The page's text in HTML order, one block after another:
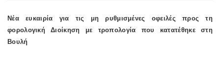
Νέα ευκαιρία για τις μη ρυθμισμένες οφειλές προς τη
φορολογική Διοίκηση με τροπολογία που κατατέθηκε στη
Βουλή